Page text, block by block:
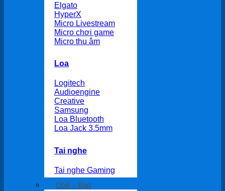
Elgato
HyperX
Micro Livestream
Micro chơi game
Micro thu âm
Loa
Logitech
Audioengine
Creative
Samsung
Loa Bluetooth
Loa Jack 3.5mm
Tai nghe
Tai nghe Gaming
Ghế – Bàn